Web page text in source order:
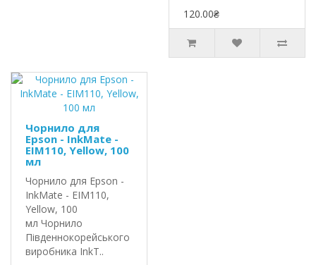
120.00₴
Чорнило для
Epson - InkMate -
EIM110, Yellow, 100
мл
Чорнило для Epson -
InkMate - EIM110,
Yellow, 100
мл Чорнило
Південнокорейського
виробника InkT..